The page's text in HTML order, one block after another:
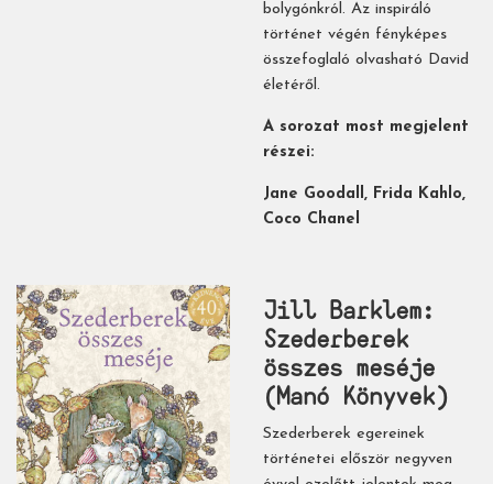
bolygónkról. Az inspiráló
történet végén fényképes
összefoglaló olvasható David
életéről.
A sorozat most megjelent
részei:
Jane Goodall, Frida Kahlo,
Coco Chanel
Jill Barklem:
Szederberek ​
összes meséje
(Manó Könyvek)
Szederberek egereinek
történetei először negyven